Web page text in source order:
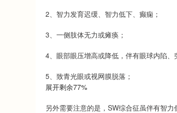
2、智力发育迟缓、智力低下、癫痫；
3、一侧肢体无力或瘫痪；
4、眼部眼压增高或降低，伴有眼球内陷、
5、致青光眼或视网膜脱落；
展开剩余77%
另外需要注意的是，SW综合征虽伴有智